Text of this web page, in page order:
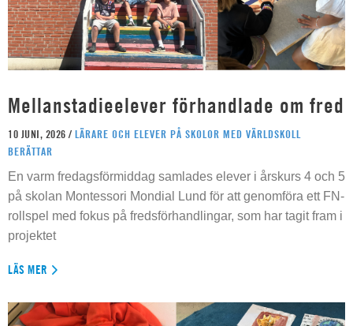
Mellanstadieelever förhandlade om fred
10 JUNI, 2026 / LÄRARE OCH ELEVER PÅ SKOLOR MED VÄRLDSKOLL
BERÄTTAR
En varm fredagsförmiddag samlades elever i årskurs 4 och 5
på skolan Montessori Mondial Lund för att genomföra ett FN-
rollspel med fokus på fredsförhandlingar, som har tagit fram i
projektet
LÄS MER